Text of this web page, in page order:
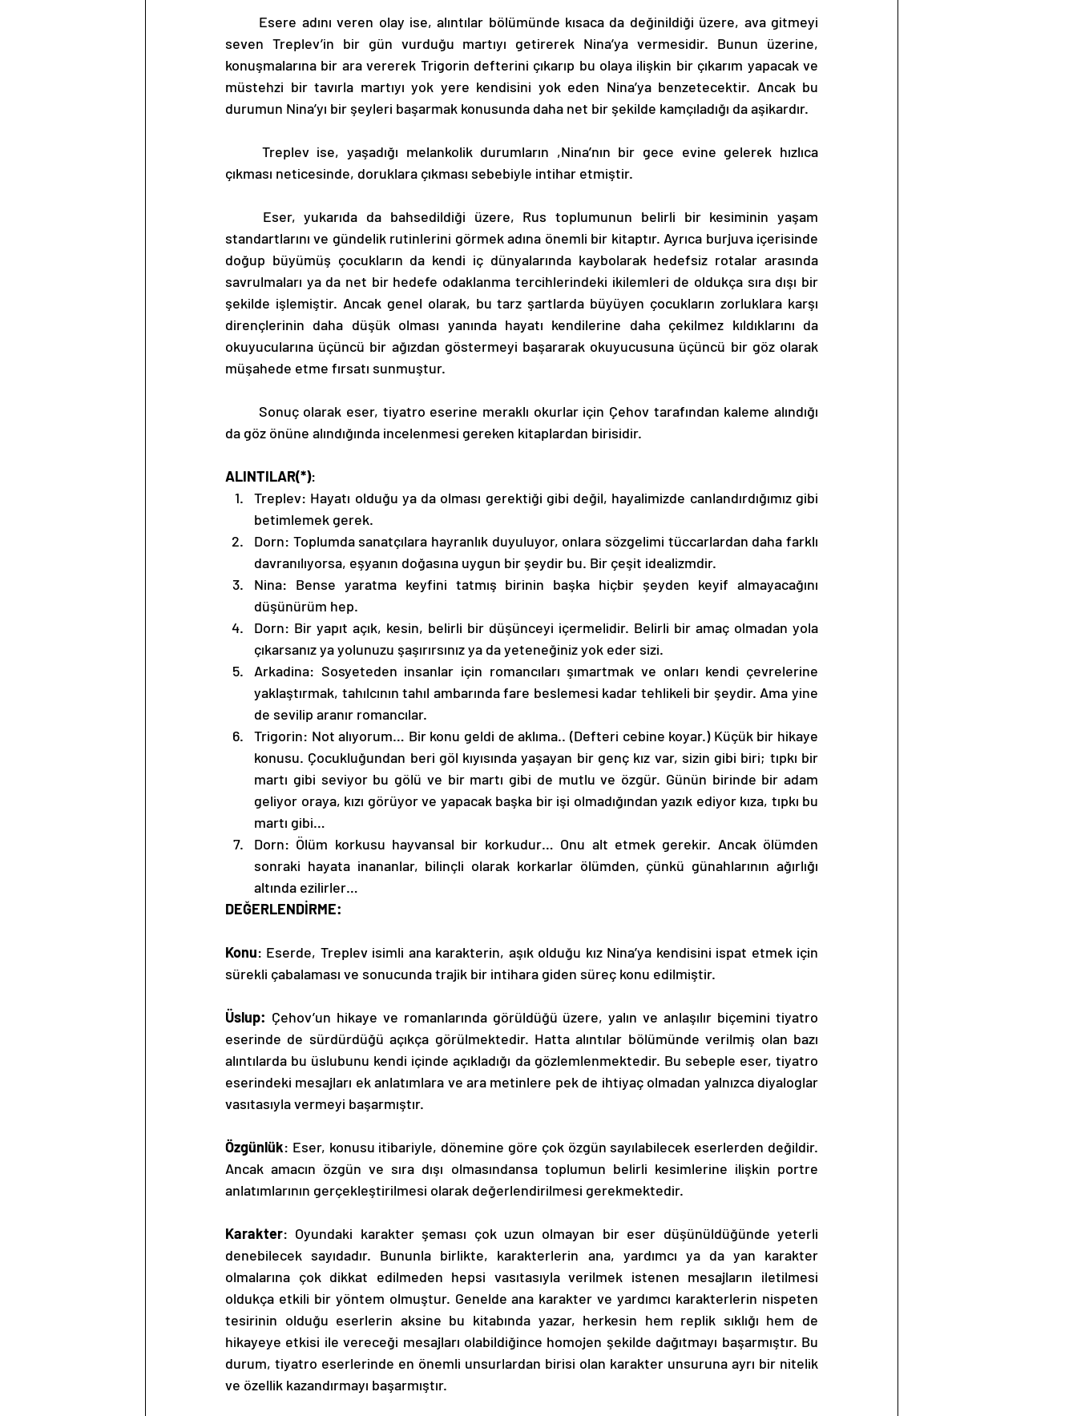
seven Treplev’in bir gün vurduğu martıyı getirerek Nina’ya vermesidir. Bunun üzerine,
konuşmalarına bir ara vererek Trigorin defterini çıkarıp bu olaya ilişkin bir çıkarım yapacak ve
müstehzi bir tavırla martıyı yok yere kendisini yok eden Nina’ya benzetecektir. Ancak bu
durumun Nina’yı bir şeyleri başarmak konusunda daha net bir şekilde kamçıladığı da aşikardır.
çıkması neticesinde, doruklara çıkması sebebiyle intihar etmiştir.
standartlarını ve gündelik rutinlerini görmek adına önemli bir kitaptır. Ayrıca burjuva içerisinde
doğup büyümüş çocukların da kendi iç dünyalarında kaybolarak hedefsiz rotalar arasında
savrulmaları ya da net bir hedefe odaklanma tercihlerindeki ikilemleri de oldukça sıra dışı bir
şekilde işlemiştir. Ancak genel olarak, bu tarz şartlarda büyüyen çocukların zorluklara karşı
dirençlerinin daha düşük olması yanında hayatı kendilerine daha çekilmez kıldıklarını da
okuyucularına üçüncü bir ağızdan göstermeyi başararak okuyucusuna üçüncü bir göz olarak
müşahede etme fırsatı sunmuştur.
da göz önüne alındığında incelenmesi gereken kitaplardan birisidir.
ALINTILAR(*):
Treplev: Hayatı olduğu ya da olması gerektiği gibi değil, hayalimizde canlandırdığımız gibi
betimlemek gerek.
Dorn: Toplumda sanatçılara hayranlık duyuluyor, onlara sözgelimi tüccarlardan daha farklı
davranılıyorsa, eşyanın doğasına uygun bir şeydir bu. Bir çeşit idealizmdir.
Nina: Bense yaratma keyfini tatmış birinin başka hiçbir şeyden keyif almayacağını
düşünürüm hep.
Dorn: Bir yapıt açık, kesin, belirli bir düşünceyi içermelidir. Belirli bir amaç olmadan yola
çıkarsanız ya yolunuzu şaşırırsınız ya da yeteneğiniz yok eder sizi.
Arkadina: Sosyeteden insanlar için romancıları şımartmak ve onları kendi çevrelerine
yaklaştırmak, tahılcının tahıl ambarında fare beslemesi kadar tehlikeli bir şeydir. Ama yine
de sevilip aranır romancılar.
Trigorin: Not alıyorum… Bir konu geldi de aklıma.. (Defteri cebine koyar.) Küçük bir hikaye
konusu. Çocukluğundan beri göl kıyısında yaşayan bir genç kız var, sizin gibi biri; tıpkı bir
martı gibi seviyor bu gölü ve bir martı gibi de mutlu ve özgür. Günün birinde bir adam
geliyor oraya, kızı görüyor ve yapacak başka bir işi olmadığından yazık ediyor kıza, tıpkı bu
martı gibi…
Dorn: Ölüm korkusu hayvansal bir korkudur… Onu alt etmek gerekir. Ancak ölümden
sonraki hayata inananlar, bilinçli olarak korkarlar ölümden, çünkü günahlarının ağırlığı
altında ezilirler…
DEĞERLENDİRME:
Konu: Eserde, Treplev isimli ana karakterin, aşık olduğu kız Nina’ya kendisini ispat etmek için
sürekli çabalaması ve sonucunda trajik bir intihara giden süreç konu edilmiştir.
Üslup: Çehov’un hikaye ve romanlarında görüldüğü üzere, yalın ve anlaşılır biçemini tiyatro
eserinde de sürdürdüğü açıkça görülmektedir. Hatta alıntılar bölümünde verilmiş olan bazı
alıntılarda bu üslubunu kendi içinde açıkladığı da gözlemlenmektedir. Bu sebeple eser, tiyatro
eserindeki mesajları ek anlatımlara ve ara metinlere pek de ihtiyaç olmadan yalnızca diyaloglar
vasıtasıyla vermeyi başarmıştır.
Özgünlük: Eser, konusu itibariyle, dönemine göre çok özgün sayılabilecek eserlerden değildir.
Ancak amacın özgün ve sıra dışı olmasındansa toplumun belirli kesimlerine ilişkin portre
anlatımlarının gerçekleştirilmesi olarak değerlendirilmesi gerekmektedir.
Karakter: Oyundaki karakter şeması çok uzun olmayan bir eser düşünüldüğünde yeterli
denebilecek sayıdadır. Bununla birlikte, karakterlerin ana, yardımcı ya da yan karakter
olmalarına çok dikkat edilmeden hepsi vasıtasıyla verilmek istenen mesajların iletilmesi
oldukça etkili bir yöntem olmuştur. Genelde ana karakter ve yardımcı karakterlerin nispeten
tesirinin olduğu eserlerin aksine bu kitabında yazar, herkesin hem replik sıklığı hem de
hikayeye etkisi ile vereceği mesajları olabildiğince homojen şekilde dağıtmayı başarmıştır. Bu
durum, tiyatro eserlerinde en önemli unsurlardan birisi olan karakter unsuruna ayrı bir nitelik
ve özellik kazandırmayı başarmıştır.